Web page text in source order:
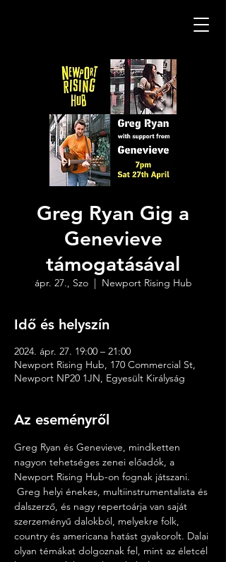
Greg Ryan Gig a
Genevieve
támogatásával
ápr. 27., Szo
  |
Newport Rising Hub
Idő és helyszín
2024. ápr. 27. 19:00 – 21:00
Newport Rising Hub, 170 Commercial St,
Newport NP20 1JN, Egyesült Királyság
Az eseményről
Greg Ryan és Genevieve, mindketten
nagyon tehetséges zenei előadók, a
Newport Rising Hub-on fognak játszani.
dalszerző, és nagy repertoárja van saját
szerzeményű dalokból, melyekre folk,
country és americana hatást gyakorolt. Dalai
olyan témákat dolgoznak fel, mint az életcél